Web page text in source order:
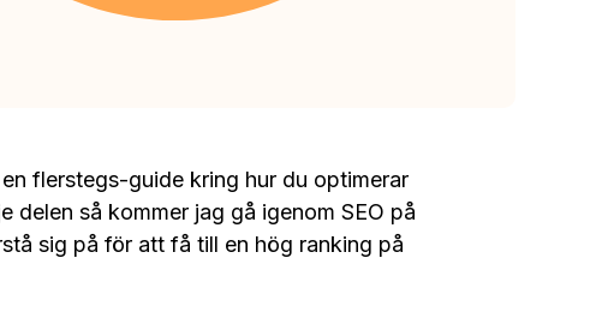
flerstegs-guide kring hur du optimerar
delen så kommer jag gå igenom SEO på
sig på för att få till en hög ranking på